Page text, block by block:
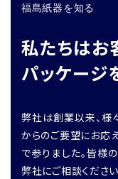
福島紙器を知る
私たちはお
パッケージ
弊社は創業以来、様
からのご要望にお応
で参りました。皆様
弊社にご相談ください